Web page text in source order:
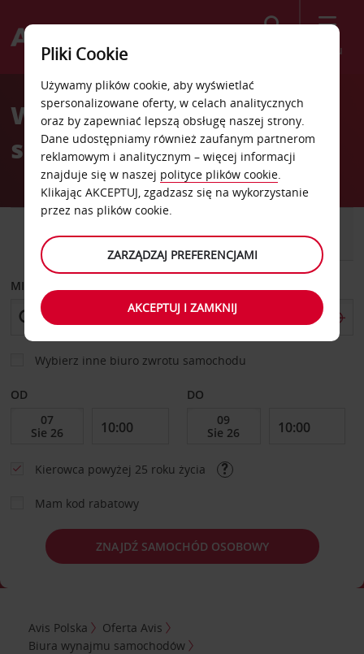
Menu
Welcome
AvisWypożyczalnia
samochodów Tallahassee
DOSTAWCZY
MIEJSCE ODBIORU
Wybierz inne biuro zwrotu samochodu
OD DO
Kierowca powyżej 25 roku życia
Mam kod rabatowy
ZNAJDŹ SAMOCHÓD OSOBOWY
Avis Polska
Oferta Avis
Biura wynajmu samochodów
Pliki Cookie
Używamy plików cookie, aby wyświetlać
spersonalizowane oferty, w celach analitycznych
oraz by zapewniać lepszą obsługę naszej strony.
Dane udostępniamy również zaufanym partnerom
reklamowym i analitycznym – więcej informacji
znajduje się w naszej polityce plików cookie.
Klikając AKCEPTUJ, zgadzasz się na wykorzystanie
przez nas plików cookie.
ZARZĄDZAJ PREFERENCJAMI
AKCEPTUJ I ZAMKNIJ